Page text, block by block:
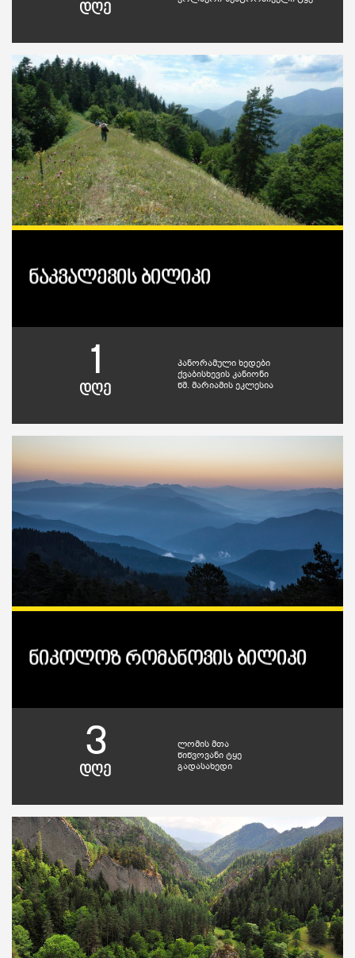
დღე
ნაკვალევის ბილიკი
1
დღე
პანორამული ხედები
ქვაბისხევის კანიონი
წმ. მარიამის ეკლესია
ნიკოლოზ რომანოვის ბილიკი
3
დღე
ლომის მთა
წიწვოვანი ტყე
გადასახედი